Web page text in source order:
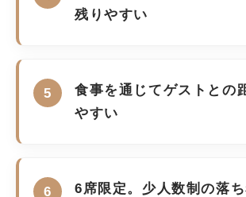
残りやすい
食事を通じてゲストとの
やすい
6席限定。少人数制の落